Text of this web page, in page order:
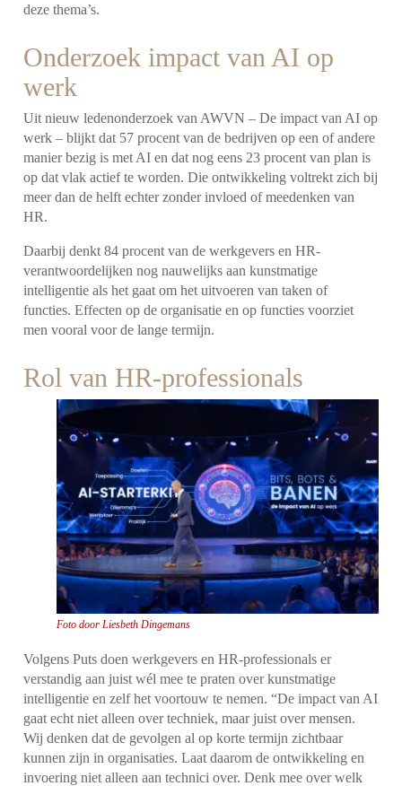
deze thema’s.
Onderzoek impact van AI op
werk
Uit nieuw ledenonderzoek van AWVN – De impact van AI op
werk – blijkt dat 57 procent van de bedrijven op een of andere
manier bezig is met AI en dat nog eens 23 procent van plan is
op dat vlak actief te worden. Die ontwikkeling voltrekt zich bij
meer dan de helft echter zonder invloed of meedenken van
HR.
Daarbij denkt 84 procent van de werkgevers en HR-
verantwoordelijken nog nauwelijks aan kunstmatige
intelligentie als het gaat om het uitvoeren van taken of
functies. Effecten op de organisatie en op functies voorziet
men vooral voor de lange termijn.
Rol van HR-professionals
Foto door Liesbeth Dingemans
Volgens Puts doen werkgevers en HR-professionals er
verstandig aan juist wél mee te praten over kunstmatige
intelligentie en zelf het voortouw te nemen. “De impact van AI
gaat echt niet alleen over techniek, maar juist over mensen.
Wij denken dat de gevolgen al op korte termijn zichtbaar
kunnen zijn in organisaties. Laat daarom de ontwikkeling en
invoering niet alleen aan technici over. Denk mee over welk